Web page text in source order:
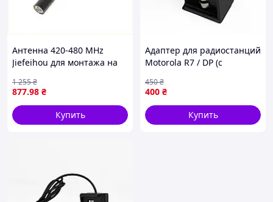
Антенна 420-480 MHz
Jiefeihou для монтажа на
877.98 ₴
1 255₴
Купить
Адаптер для радиостанций
Motorola R7 / DP (с
Type-C)
400 ₴
450₴
Купить